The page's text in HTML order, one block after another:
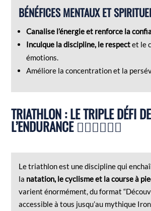
BÉNÉFICES MENTAUX ET
Canalise l’énergie et renforce la
Inculque la discipline, le respectet le
émotions.
Améliore la concentration et la
TRIATHLON : LE TRIPLE DÉFI DE
L’ENDURANCE 🏊‍♀️🚴‍♂️🏃‍♀️
Le triathlon est une discipline qui
la natation, le cyclisme et la course à
varient énormément, du format
accessible à tous jusqu’au mythique